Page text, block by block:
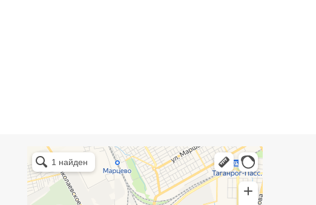
Хай Комфорт
Магазин мебели в Таганроге
Мебель для кухни в Таганроге